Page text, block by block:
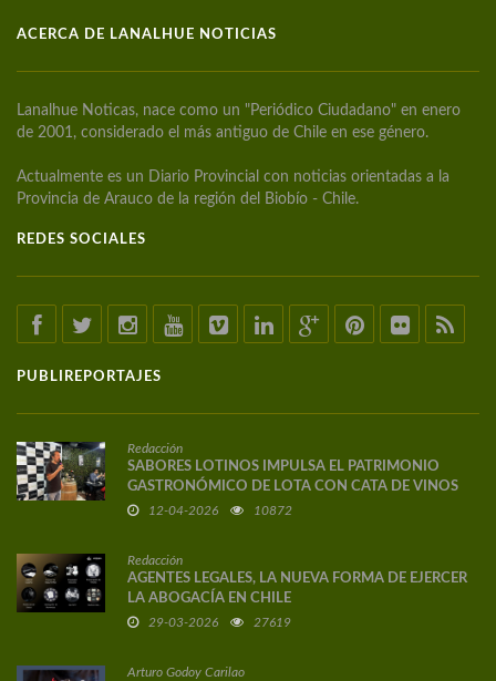
ACERCA DE LANALHUE NOTICIAS
Lanalhue Noticas, nace como un "Periódico Ciudadano" en enero
de 2001, considerado el más antiguo de Chile en ese género.
Actualmente es un Diario Provincial con noticias orientadas a la
Provincia de Arauco de la región del Biobío - Chile.
REDES SOCIALES
PUBLIREPORTAJES
Redacción
SABORES LOTINOS IMPULSA EL PATRIMONIO
GASTRONÓMICO DE LOTA CON CATA DE VINOS
DE AUTOR
12-04-2026 10872
Redacción
AGENTES LEGALES, LA NUEVA FORMA DE EJERCER
LA ABOGACÍA EN CHILE
29-03-2026 27619
Arturo Godoy Carilao